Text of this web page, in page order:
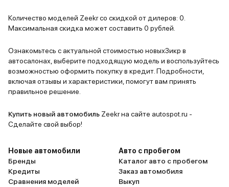
Количество моделей Zeekr со скидкой от дилеров: 0.
Максимальная скидка может составить 0 рублей.
Ознакомьтесь с актуальной стоимостью новыхЗикр в
автосалонах, выберите подходящую модель и воспользуйтесь
возможностью оформить покупку в кредит. Подробности,
включая отзывы и характеристики, помогут вам принять
правильное решение.
Купить новый автомобиль Zeekr на сайте autospot.ru -
Сделайте свой выбор!
Новые автомобили
Бренды
Кредиты
Сравнения моделей
Авто с пробегом
Каталог авто с пробегом
Заказ автомобиля
Выкуп